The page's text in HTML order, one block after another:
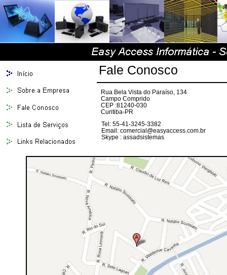
Fale Conosco
Rua Bela Vista do Paraíso, 134
Campo Comprido
CEP :81240-030
Curitiba-PR
Tel: 55-41-3245-
Email: comercial@easyaccess.com.br
Skype :